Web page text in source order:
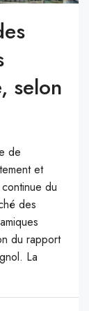
selon
de
et
du
des
du rapport
La